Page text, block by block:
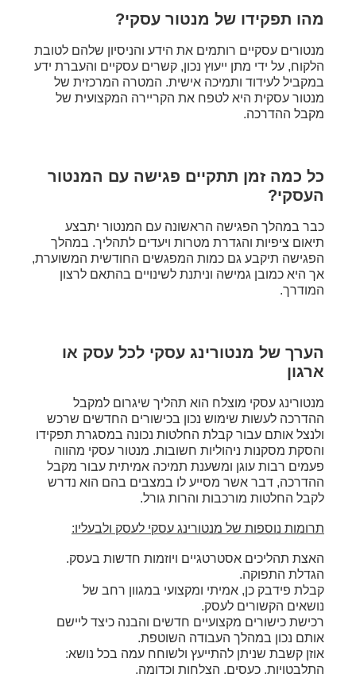
מהו תפקידו של מנטור עסקי?
מנטורים עסקיים רותמים את הידע והניסיון שלהם לטובת
הלקוח, על ידי מתן ייעוץ נכון, קשרים עסקיים והעברת ידע
במקביל לעידוד ותמיכה אישית. המטרה המרכזית של
מנטור עסקית היא לטפח את הקריירה המקצועית של
מקבל ההדרכה.
כל כמה זמן תתקיים פגישה עם המנטור
העסקי?
כבר במהלך הפגישה הראשונה עם המנטור יתבצע
תיאום ציפיות והגדרת מטרות ויעדים לתהליך. במהלך
הפגישה תיקבע גם כמות המפגשים החודשית המשוערת,
אך היא כמובן גמישה וניתנת לשינויים בהתאם לרצון
המודרך.
הערך של מנטורינג עסקי לכל עסק או
ארגון
מנטורינג עסקי מוצלח הוא תהליך שיגרום למקבל
ההדרכה לעשות שימוש נכון בכישורים החדשים שרכש
ולנצל אותם עבור קבלת החלטות נכונה במסגרת תפקידו
והסקת מסקנות ניהוליות חשובות. מנטור עסקי מהווה
פעמים רבות עוגן ומשענת תמיכה אמיתית עבור מקבל
ההדרכה, דבר אשר מסייע לו במצבים בהם הוא נדרש
לקבל החלטות מורכבות והרות גורל.
תרומות נוספות של מנטורינג עסקי לעסק ולבעליו:
האצת תהליכים אסטרטגיים ויוזמות חדשות בעסק.
הגדלת התפוקה.
קבלת פידבק כן, אמיתי ומקצועי במגוון רחב של
נושאים הקשורים לעסק.
רכישת כישורים מקצועיים חדשים והבנה כיצד ליישם
אותם נכון במהלך העבודה השוטפת.
אוזן קשבת שניתן להתייעץ ולשוחח עמה בכל נושא:
התלבטויות, כעסים, הצלחות וכדומה.